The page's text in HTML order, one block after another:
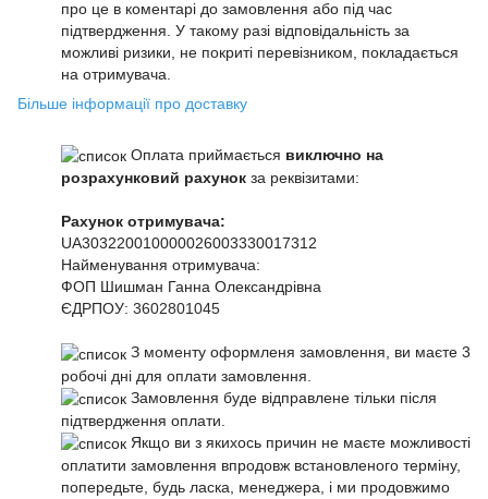
про це в коментарі до замовлення або під час
підтвердження. У такому разі відповідальність за
можливі ризики, не покриті перевізником, покладається
на отримувача.
Більше інформації про доставку
Оплата приймається виключно на
розрахунковий рахунок за реквізитами:
Рахунок отримувача:
UA303220010000026003330017312
Найменування отримувача:
ФОП Шишман Ганна Олександрівна
ЄДРПОУ: 3602801045
З моменту оформленя замовлення, ви маєте 3
робочі дні для оплати замовлення.
Замовлення буде відправлене тільки після
підтвердження оплати.
Якщо ви з якихось причин не маєте можливості
оплатити замовлення впродовж встановленого терміну,
попередьте, будь ласка, менеджера, і ми продовжимо